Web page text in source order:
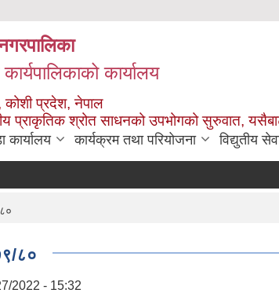
कार्यालय
कोशी प्रदेश, नेपाल
प्राकृतिक श्रोत साधनको उपभोगको सुरुवात,
कार्यालय कार्यक्रम तथा परियोजना विद्युतीय
८०
2022 - 15:32